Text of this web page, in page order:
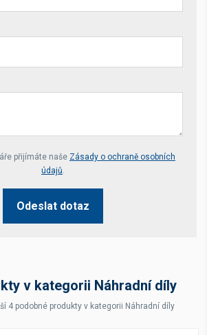
přijímáte naše Zásady o ochraně osobních
údajů.
Odeslat dotaz
v kategorii Náhradní díly
4 podobné produkty v kategorii Náhradní díly